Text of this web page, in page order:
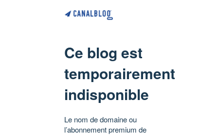
Ce blog est
temporairement
indisponible
Le nom de domaine ou
l’abonnement premium de